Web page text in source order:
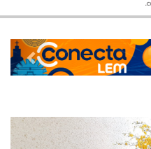
Previous